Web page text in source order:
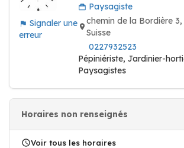
Signaler une
erreur
Paysagiste
chemin de la Bordière
Suisse
0227932523
Pépiniériste, Jardinier-
Paysagistes
Horaires non renseignés
Voir tous les horaires